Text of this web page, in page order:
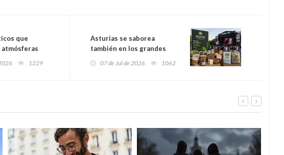
que
atmósferas
la
1229
Asturias se saborea
también en los grandes
festivales: Alimentos del
07 de Jul de 2026 1062